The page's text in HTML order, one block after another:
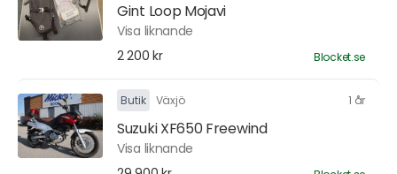
Gint Loop Mojavi
Visa liknande
2 200 kr
Blocket.se
Butik Växjö 1 år
Suzuki XF650 Freewind
Visa liknande